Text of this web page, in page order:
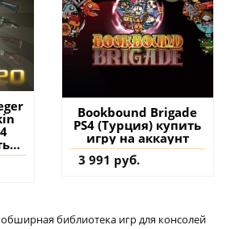
Bookbound Brigade
PS4 (Турция) купить
игру на аккаунт
3 991 руб.
библиотека игр для консолей